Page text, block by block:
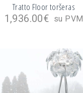
Tratto Floor toršeras
1,936.00€ su PVM